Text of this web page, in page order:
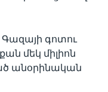
Գազայի գոտու
մեկ միլիոն
անօրինական